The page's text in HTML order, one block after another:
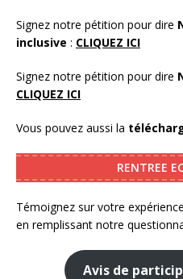
Signez notre pétition pour dire
inclusive : CLIQUEZ ICI
Signez notre pétition pour dire
CLIQUEZ ICI
Vous pouvez aussi la
RENTREE
Témoignez sur votre
en remplissant notre
Avis de